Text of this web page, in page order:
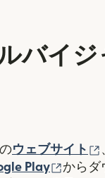
バイ
ウェブサイト
ィンドウで開き
Play （別ウ
からダ